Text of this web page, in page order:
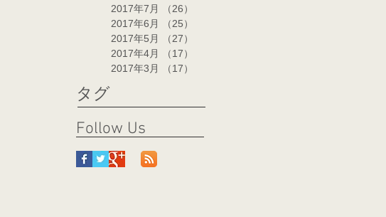
2017年7月
（26）
2017年6月
（25）
2017年5月
（27）
2017年4月
（17）
2017年3月
（17）
タグ
Follow Us